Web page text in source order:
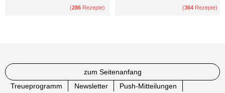
(286 Rezepte) (364 Rezepte)
zum Seitenanfang
Treueprogramm
Newsletter
Push-Mitteilungen